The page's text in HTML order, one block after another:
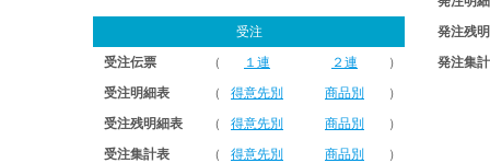
受注
受注伝票
（ １連 ２連
）
受注明細表
（ 得意先別 商品別
）
受注残明細表
（ 得意先別 商品別
）
受注集計表
（ 得意先別 商品別 ）
発注残
発注集